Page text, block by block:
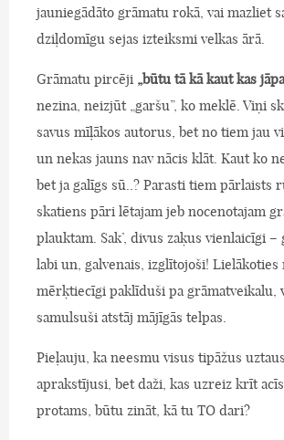
jauniegādāto grāmatu rokā, vai mazliet
dziļdomīgu sejas izteiksmi velkas ārā.
Grāmatu pircēji „būtu tā kā kaut kas
nezina, neizjūt „garšu”, ko meklē. Viņi
savus mīļākos autorus, bet no tiem jau
un nekas jauns nav nācis klāt. Kaut ko
bet ja galīgs sū..? Parasti tiem pārlaists
skatiens pāri lētajam jeb nocenotajam
plauktam. Sak’, divus zaķus vienlaicīgi –
labi un, galvenais, izglītojoši! Lielākoties
mērķtiecīgi paklīduši pa grāmatveikalu,
samulsuši atstāj mājīgās telpas.
Pieļauju, ka neesmu visus tipāžus
aprakstījusi, bet daži, kas uzreiz krīt
protams, būtu zināt, kā tu TO dari?